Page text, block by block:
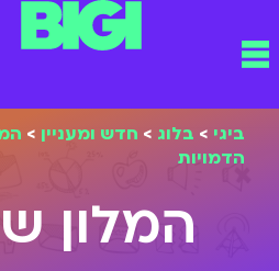
תפריט
ביגי > בלוג > חדש ומעניין >
הדמויות
המלון